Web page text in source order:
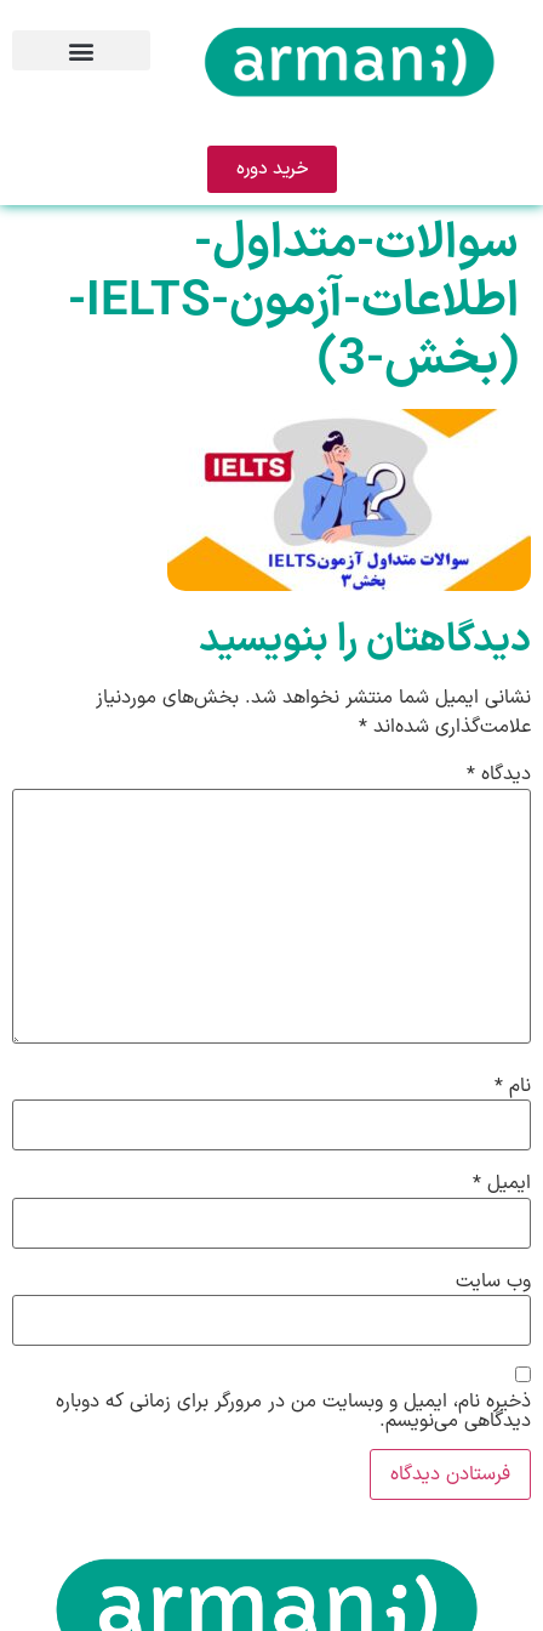
خرید دوره
سوالات-متداول-
اطلاعات-آزمون-IELTS-
(بخش-3)
دیدگاهتان را بنویسید
نشانی ایمیل شما منتشر نخواهد شد. بخش‌های موردنیاز
علامت‌گذاری شده‌اند *
دیدگاه *
نام *
ایمیل *
وب‌ سایت
ذخیره نام، ایمیل و وبسایت من در مرورگر برای زمانی که دوباره
دیدگاهی می‌نویسم.